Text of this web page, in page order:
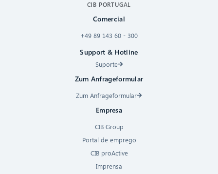
CIB PORTUGAL
Comercial
+49 89 143 60 - 300
Support & Hotline
Suporte
Zum Anfrageformular
Zum Anfrageformular
Empresa
CIB Group
Portal de emprego
CIB proActive
Imprensa